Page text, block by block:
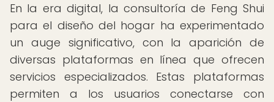
En la era digital, la consultoría de Feng Shui
para el diseño del hogar ha experimentado
un auge significativo, con la aparición de
diversas plataformas en línea que ofrecen
servicios especializados. Estas plataformas
permiten a los usuarios conectarse con